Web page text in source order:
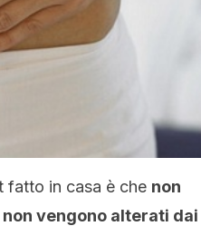
fatto in casa è che non
vengono alterati dai